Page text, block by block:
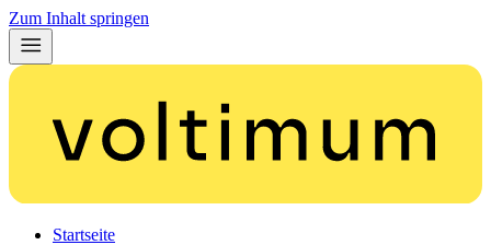
Zum Inhalt springen
Startseite